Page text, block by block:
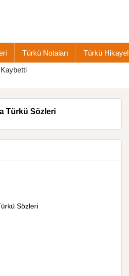
Türkü Notaları Türkü
Türkü Sözleri
Sözleri